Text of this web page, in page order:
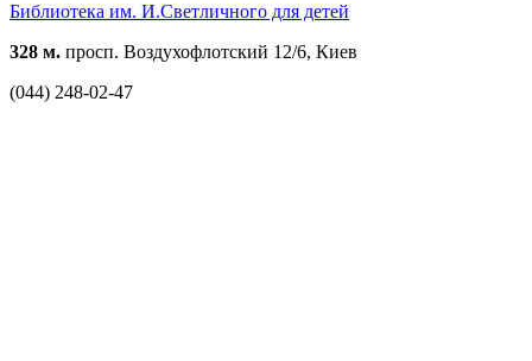
Библиотека им. И.Светличного для детей
328 м. просп. Воздухофлотский 12/6, Киев
(044) 248-02-47